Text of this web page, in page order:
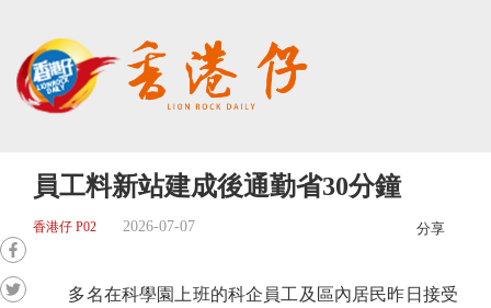
員工料新站建成後通勤省30分鐘
香港仔 P02 2026-07-07 分享
多名在科學園上班的科企員工及區內居民昨日接受